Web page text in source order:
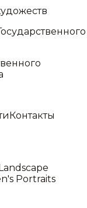
Контакты
Portraits